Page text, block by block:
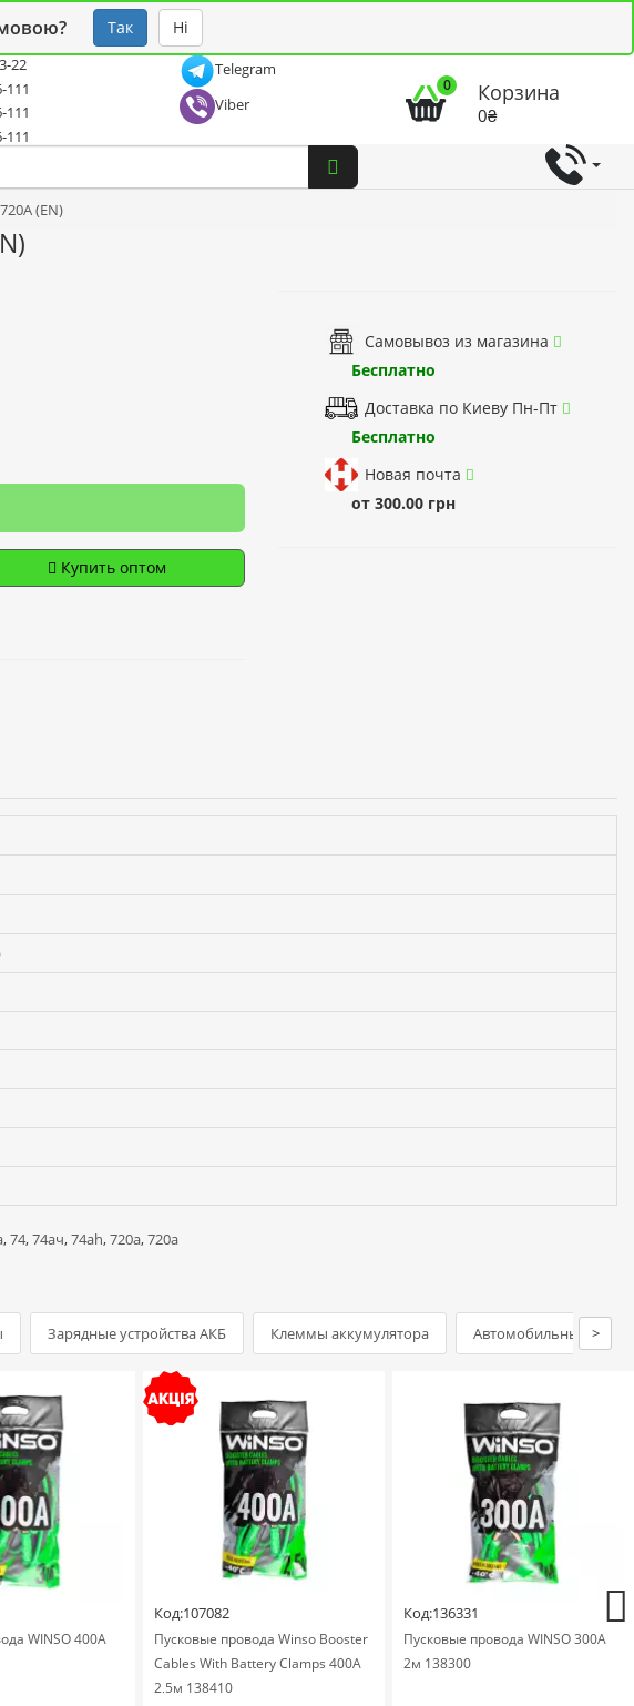
Так Ні
22
111
111
111
Telegram
Viber
0 Корзина
0₴
(EN)
Купить оптом
Самовывоз из магазина
Бесплатно
Доставка по Киеву Пн-Пт
Бесплатно
Новая почта
от 300.00 грн
,74,74ач,74ah,720а,720a
Зарядные устройства АКБ Клеммы аккумулятора Автомобильные >
WINSO 400А
Код:107082
Пусковые провода Winso Booster
Cables With Battery Clamps 400А
2,5м 138410
Код:136331
Пусковые провода WINSO 300А
2м 138300